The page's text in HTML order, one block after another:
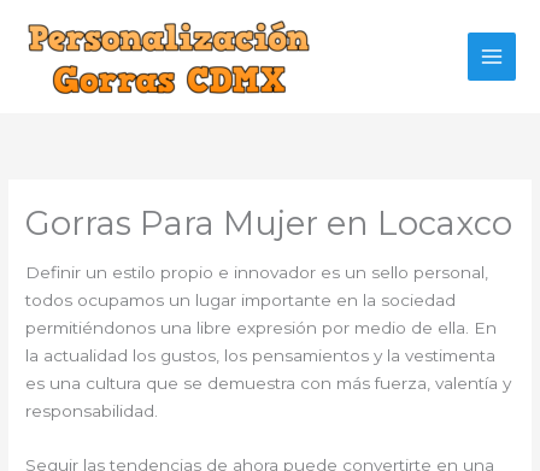
contenido
Gorras Para Mujer en Locaxco
Definir un estilo propio e innovador es un sello personal,
todos ocupamos un lugar importante en la sociedad
permitiéndonos una libre expresión por medio de ella. En
la actualidad los gustos, los pensamientos y la vestimenta
es una cultura que se demuestra con más fuerza, valentía y
responsabilidad.
Seguir las tendencias de ahora puede convertirte en una